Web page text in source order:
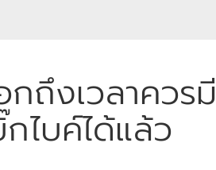
กถึงเวลาควรมี
ไบค์ได้แล้ว